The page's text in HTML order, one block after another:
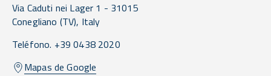
Via Caduti nei Lager 1 - 31015
Conegliano (TV), Italy
Teléfono. +39 0438 2020
Mapas de Google